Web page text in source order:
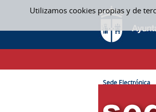
Utilizamos cookies propias y de
Saltar al contenido
SEDE
CAMINO DE MIGAS
Sede Electrónica